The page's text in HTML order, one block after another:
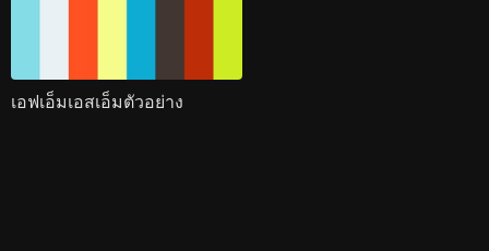
เอฟเอ็มเอสเอ็มตัวอย่าง